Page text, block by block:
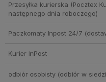
Przesyłka kurierska (Pocztex
następnego dnia roboczego)
Paczkomaty Inpost 24/7
Kurier InPost
odbiór osobisty(odbiór w